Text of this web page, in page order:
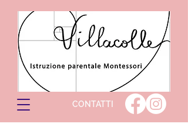
CONTATTI